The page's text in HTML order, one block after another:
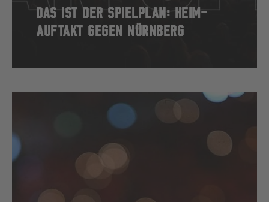
DAS IST DER SPIELPLAN: HEIM-
AUFTAKT GEGEN NÜRNBERG